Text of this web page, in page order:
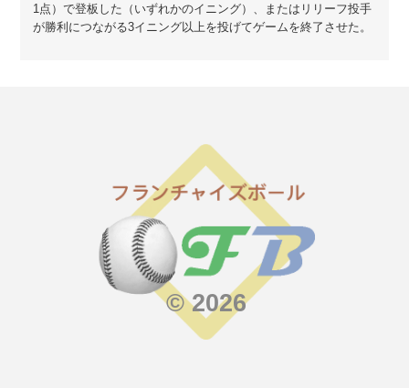
1点）で登板した（いずれかのイニング）、またはリリーフ投手
が勝利につながる3イニング以上を投げてゲームを終了させた。
© 2026